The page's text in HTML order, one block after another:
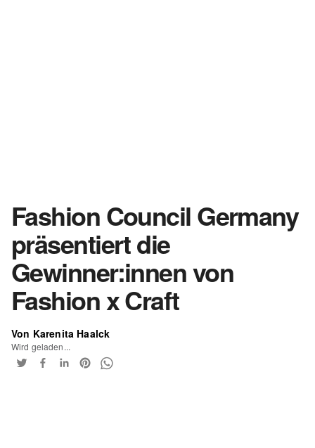
Fashion Council Germany
präsentiert die
Gewinner:innen von
Fashion x Craft
Von Karenita Haalck
Wird geladen...